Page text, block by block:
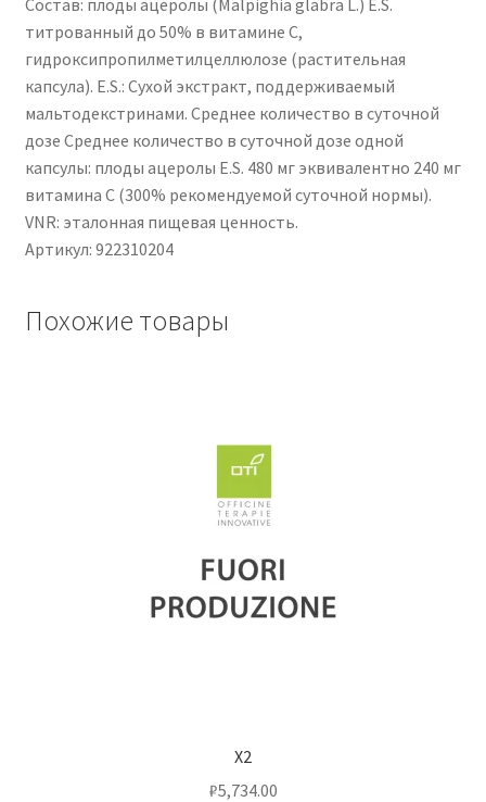
титрованный до 50% в витамине С,
гидроксипропилметилцеллюлозе (растительная
капсула). E.S.: Сухой экстракт, поддерживаемый
мальтодекстринами. Среднее количество в суточной
дозе Среднее количество в суточной дозе одной
капсулы: плоды ацеролы E.S. 480 мг эквивалентно 240 мг
витамина С (300% рекомендуемой суточной нормы).
VNR: эталонная пищевая ценность.
Артикул: 922310204
Похожие товары
X2
₽5,734.00